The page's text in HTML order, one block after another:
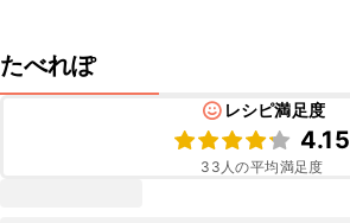
たべれぽ
レシピ満足度
4.15
33 人の平均満足度